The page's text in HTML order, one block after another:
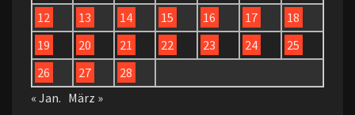
12
13 14 15 16 17
18
19
20 21 22 23 24
25
26
27
28
« Jan. März »